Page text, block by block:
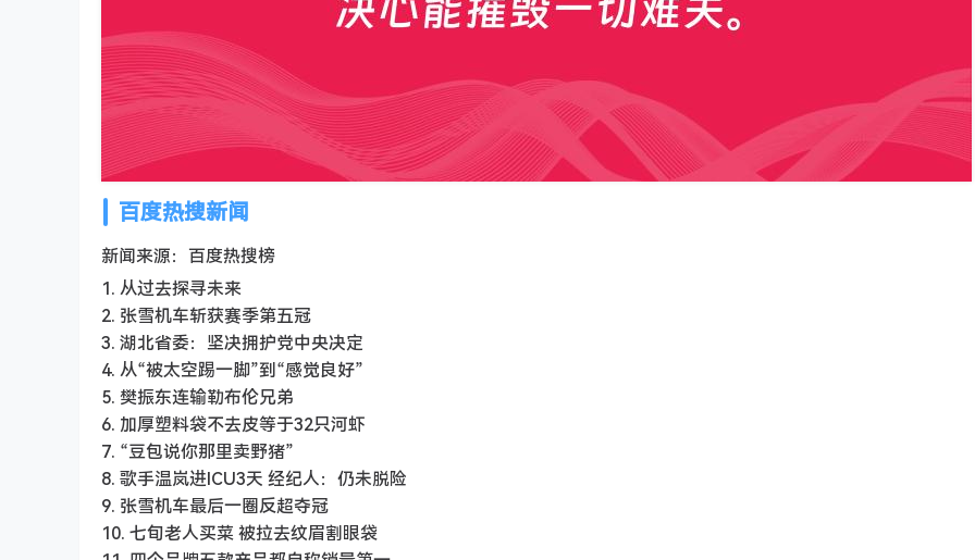
百度热搜新闻
新闻来源：百度热搜榜
1. 从过去探寻未来
2. 张雪机车斩获赛季第五冠
3. 湖北省委：坚决拥护党中央决定
4. 从“被太空踢一脚”到“感觉良好”
5. 樊振东连输勒布伦兄弟
6. 加厚塑料袋不去皮等于32只河虾
7. “豆包说你那里卖野猪”
8. 歌手温岚进ICU3天 经纪人：仍未脱险
9. 张雪机车最后一圈反超夺冠
10. 七旬老人买菜 被拉去纹眉割眼袋